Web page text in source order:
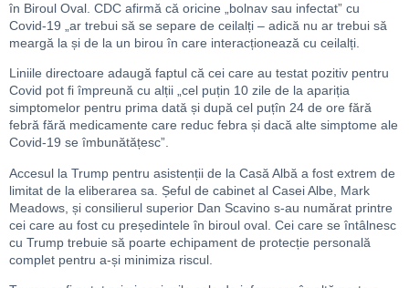
în Biroul Oval. CDC afirmă că oricine „bolnav sau infectat” cu
Covid-19 „ar trebui să se separe de ceilalți – adică nu ar trebui să
meargă la și de la un birou în care interacționează cu ceilalți.
Liniile directoare adaugă faptul că cei care au testat pozitiv pentru
Covid pot fi împreună cu alții „cel puțin 10 zile de la apariția
simptomelor pentru prima dată și după cel puțîn 24 de ore fără
febră fără medicamente care reduc febra și dacă alte simptome ale
Covid-19 se îmbunătățesc”.
Accesul la Trump pentru asistenții de la Casă Albă a fost extrem de
limitat de la eliberarea sa. Șeful de cabinet al Casei Albe, Mark
Meadows, și consilierul superior Dan Scavino s-au numărat printre
cei care au fost cu președintele în biroul oval. Cei care se întâlnesc
cu Trump trebuie să poarte echipament de protecție personală
complet pentru a-și minimiza riscul.